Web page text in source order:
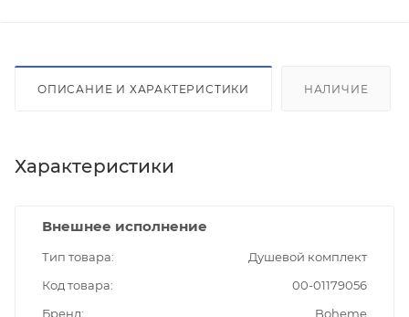
ОПИСАНИЕ И ХАРАКТЕРИСТИКИ НАЛИЧИЕ
Характеристики
Внешнее исполнение
Тип товара
Душевой комплект
Код товара
00-01179056
Бренд
Boheme